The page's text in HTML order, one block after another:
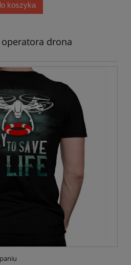
koszyka
drona